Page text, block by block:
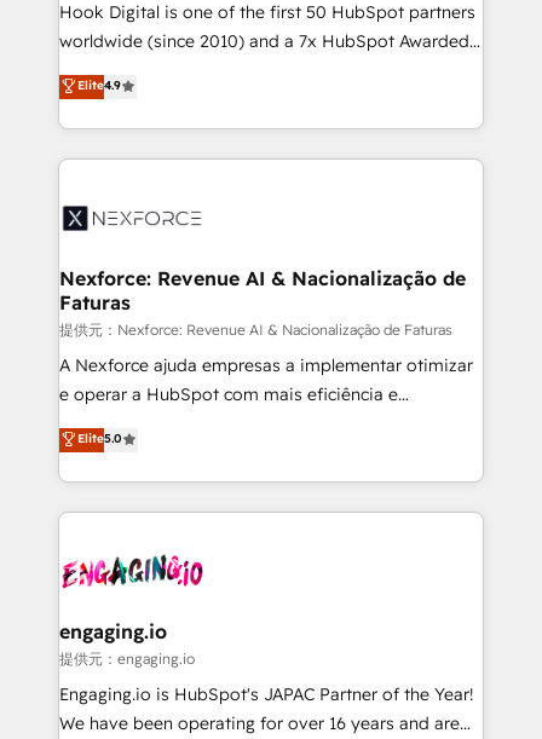
reach their full potential by providing transparent,
relationship-driven support. With over 300 HubSpot
technical know-how and strategic guidance you
need to succeed.
Hook Digital is one of the first 50 HubSpot partners
worldwide (since 2010) and a 7x HubSpot Awarded
Elite Partner. With 500+ projects across the U.S.,
Brazil, and LATAM, we combine global expertise with
regional experience. Today, we are Brazil’s largest
HubSpot Elite Partner—trusted by companies across
Implementation & Migration Onboarding across all
Station, Freshdesk, Intercom, and more. Custom
objects, automations, and integrations built for
growth. 🚀 AI-Driven GTM Orchestration Unify
HubSpot with LinkedIn, WhatsApp, email, paid
media, and AI voice to drive pipeline. 🤖 AI Custom
prospecting, follow-ups, service triage, and
knowledge retrieval—built in HubSpot. ⚡ Fast-Track
advanced optimization & adoption 📍 São Paulo, BR
• Des Moines, IA • New York, NY
Elite4.9
Nexforce: Revenue AI & Nacionalização de
Faturas
提供元：Nexforce: Revenue AI & Nacionalização de Faturas
A Nexforce ajuda empresas a implementar otimizar
e operar a HubSpot com mais eficiência e
previsibilidade de receita. Combinamos Revenue
Operations (RevOps) e Inteligência Artificial para
estruturar processos integrar sistemas organizar
dados e automatizar operações. O objetivo é
operacional de receita conectando equipes
Também somos distribuidores oficiais da HubSpot
e de mais de 150 softwares globais permitindo
contratar e pagar a HubSpot em reais com nota
fiscal no Brasil e gerar economia de até 50% na
Elite5.0
engaging.io
提供元：engaging.io
Engaging.io is HubSpot's JAPAC Partner of the Year!
We have been operating for over 16 years and are